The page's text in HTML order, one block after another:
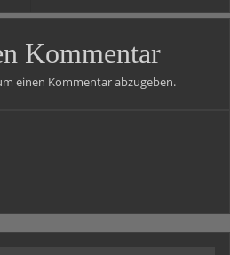
Kommentar
einen Kommentar abzugeben.